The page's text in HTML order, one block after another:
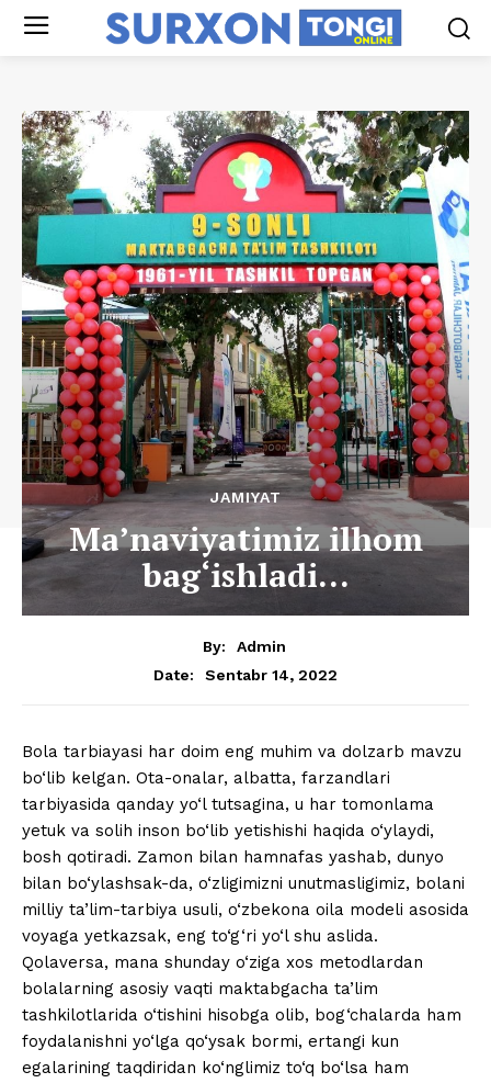
JAMIYAT
Ma’naviyatimiz ilhom
bag‘ishladi…
By:
Admin
Date:
Sentabr 14, 2022
Bola tarbiayasi har doim eng muhim va dolzarb mavzu
bo‘lib kelgan. Ota-onalar, albatta, farzandlari
tarbiyasida qanday yo‘l tutsagina, u har tomonlama
yetuk va solih inson bo‘lib yetishishi haqida o‘ylaydi,
bosh qotiradi. Zamon bilan hamnafas yashab, dunyo
bilan bo‘ylashsak-da, o‘zligimizni unutmasligimiz, bolani
milliy ta’lim-tarbiya usuli, o‘zbekona oila modeli asosida
voyaga yetkazsak, eng to‘g‘ri yo‘l shu aslida.
Qolaversa, mana shunday o‘ziga xos metodlardan
bolalarning asosiy vaqti maktabgacha ta’lim
tashkilotlarida o‘tishini hisobga olib, bog‘chalarda ham
foydalanishni yo‘lga qo‘ysak bormi, ertangi kun
egalarining taqdiridan ko‘nglimiz to‘q bo‘lsa ham